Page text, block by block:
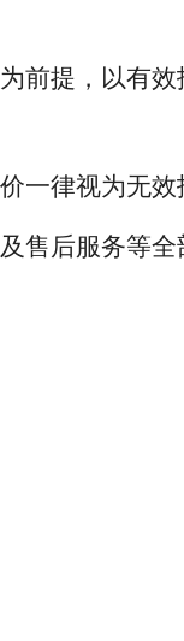
前提，以有
一律视为无效
售后服务等全